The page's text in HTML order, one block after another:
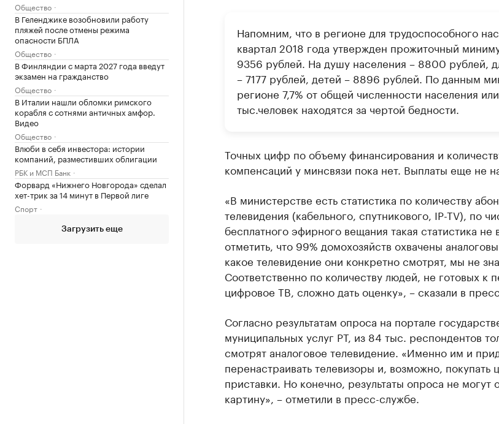
Общество
В Геленджике возобновили работу
пляжей после отмены режима
опасности БПЛА
Общество
В Финляндии с марта 2027 года введут
экзамен на гражданство
Общество
В Италии нашли обломки римского
корабля с сотнями античных амфор.
Видео
Общество
Влюби в себя инвестора: истории
компаний, разместивших облигации
РБК и МСП Банк
Форвард «Нижнего Новгорода» сделал
хет-трик за 14 минут в Первой лиге
Спорт
Загрузить еще
Напомним, что в регионе для трудоспособного
квартал 2018 года утвержден прожиточный
9356 рублей. На душу населения – 8800 рублей,
– 7177 рублей, детей – 8896 рублей. По данным
регионе 7,7% от общей численности населения
тыс.человек находятся за чертой бедности.
Точных цифр по объему финансирования и
компенсаций у минсвязи пока нет. Выплаты еще не
«В министерстве есть статистика по количеству
телевидения (кабельного, спутникового, IP-TV), по
бесплатного эфирного вещания такая статистика
отметить, что 99% домохозяйств охвачены
какое телевидение они конкретно смотрят, мы не
Соответственно по количеству людей, не готовых к
цифровое ТВ, сложно дать оценку», – сказали в
Согласно результатам опроса на портале
муниципальных услуг РТ, из 84 тыс. респондентов
смотрят аналоговое телевидение. «Именно им и
перенастраивать телевизоры и, возможно, покупать
приставки. Но конечно, результаты опроса не могут
картину», – отметили в пресс-службе.